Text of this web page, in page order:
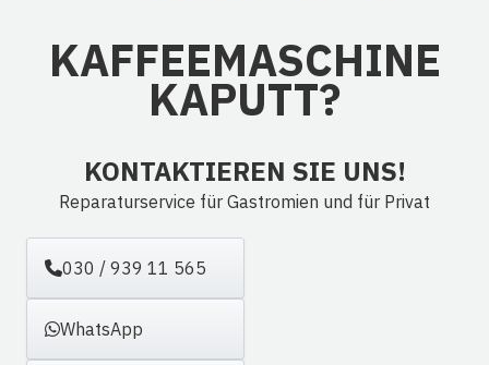
KAFFEE­MASCHINE
KAPUTT?
KONTAKTIEREN SIE UNS!
Reparaturservice für Gastromien und für Privat
030 / 939 11 565
WhatsApp